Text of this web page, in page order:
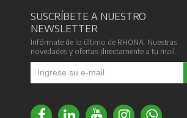
SUSCRÍBETE A NUESTRO
NEWSLETTER
Infórmate de lo último de RHONA. Nuestras
novedades y ofertas directamente a tu mail.